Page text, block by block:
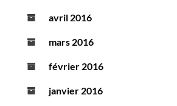
avril 2016
mars 2016
février 2016
janvier 2016